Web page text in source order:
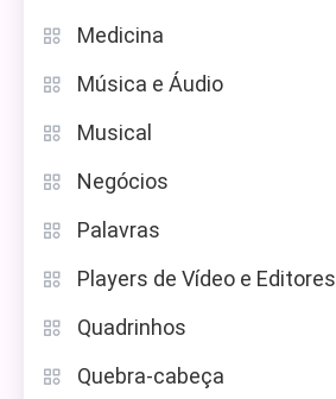
Medicina
Música e Áudio
Musical
Negócios
Palavras
Players de Vídeo e Editores
Quadrinhos
Quebra-cabeça